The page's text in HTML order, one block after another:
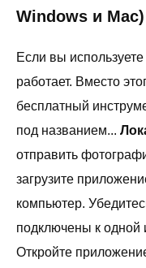
Windows и Mac)
Если вы
работает. Вместо
бесплатный
под названием...
отправить
загрузите
компьютер.
подключены к одной
Откройте